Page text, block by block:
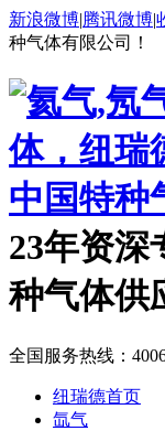
新浪微博|腾讯微博|
种气体有限公司！
中国特种
23年资深
种气体供
全国服务热线：
纽瑞德首页
氙气